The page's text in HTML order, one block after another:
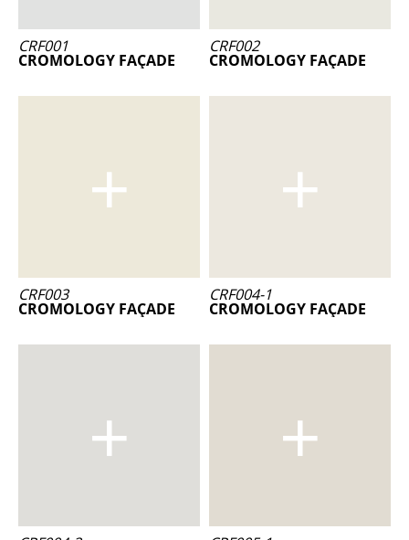
CRF001
CROMOLOGY FAÇADE
CRF002
CROMOLOGY FAÇADE
CRF003
CROMOLOGY FAÇADE
CRF004-1
CROMOLOGY FAÇADE